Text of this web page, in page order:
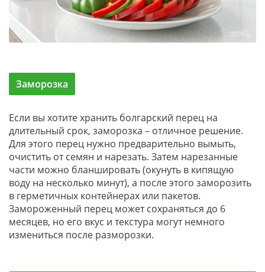
Заморозка
Если вы хотите хранить болгарский перец на
длительный срок, заморозка – отличное решение.
Для этого перец нужно предварительно вымыть,
очистить от семян и нарезать. Затем нарезанные
части можно бланшировать (окунуть в кипящую
воду на несколько минут), а после этого заморозить
в герметичных контейнерах или пакетов.
Замороженный перец может сохраняться до 6
месяцев, но его вкус и текстура могут немного
измениться после разморозки.